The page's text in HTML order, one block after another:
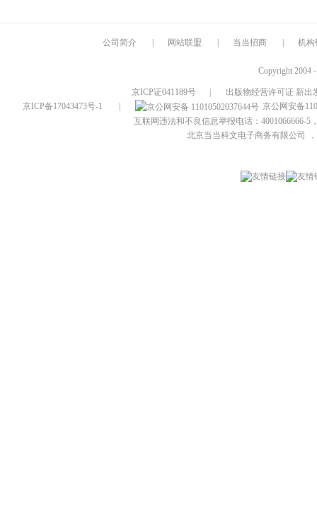
公司简介 网站联盟 当当招商 机构
Copyright 2004
京ICP证041189号
出版物经营许可证 新出
京ICP备17043473号-1
京公网安备
互联网违法和不良信息举报电话：4001066666-5
北京当当科文电子商务有限公司